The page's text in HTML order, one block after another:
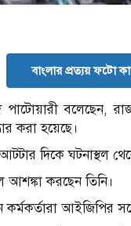
বাংলার প্রত্যয় ফটো
বলেছেন,
করা হয়েছে।
দিকে ঘটনাস্থল
করছেন তিনি।
আইজিপির